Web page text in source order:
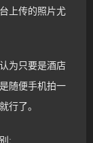
上传的照片尤
为只要是酒店
随便手机拍一
行了。
: